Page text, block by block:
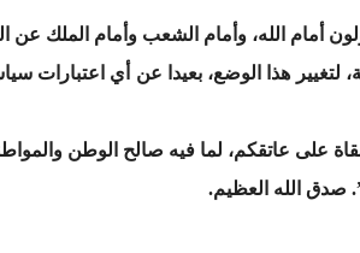
أمام الله، وأمام الشعب وأمام الملك عن
لتغيير هذا الوضع، بعيدا عن أي اعتبارات
على عاتقكم، لما فيه صالح الوطن
صدق الله العظيم.